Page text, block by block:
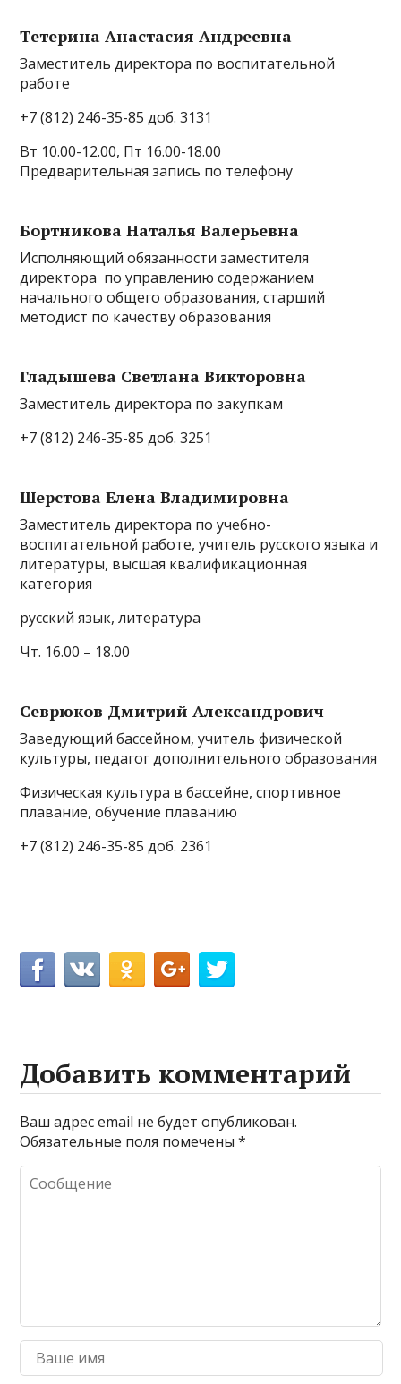
Тетерина Анастасия Андреевна
Заместитель директора по воспитательной
работе
+7 (812) 246-35-85 доб. 3131
Вт 10.00-12.00, Пт 16.00-18.00
Предварительная запись по телефону
Бортникова Наталья Валерьевна
Исполняющий обязанности заместителя
директора по управлению содержанием
начального общего образования, старший
методист по качеству образования
Гладышева Светлана Викторовна
Заместитель директора по закупкам
+7 (812) 246-35-85 доб. 3251
Шерстова Елена Владимировна
Заместитель директора по учебно-
воспитательной работе, учитель русского языка и
литературы, высшая квалификационная
категория
русский язык, литература
Чт. 16.00 – 18.00
Севрюков Дмитрий Александрович
Заведующий бассейном, учитель физической
культуры, педагог дополнительного образования
Физическая культура в бассейне, спортивное
плавание, обучение плаванию
+7 (812) 246-35-85 доб. 2361
Добавить комментарий
Ваш адрес email не будет опубликован.
Обязательные поля помечены*